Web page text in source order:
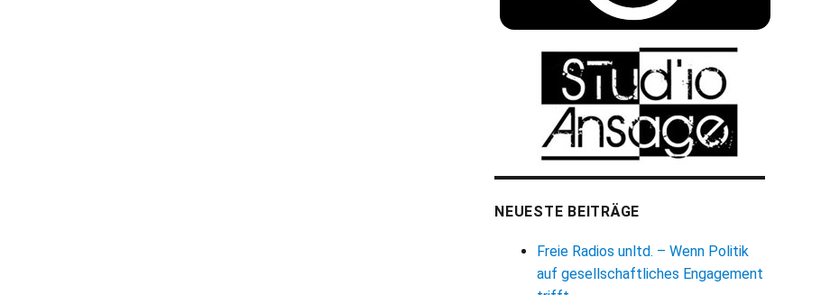
NEUESTE BEITRÄGE
Freie Radios unltd. – Wenn Politik
auf gesellschaftliches Engagement